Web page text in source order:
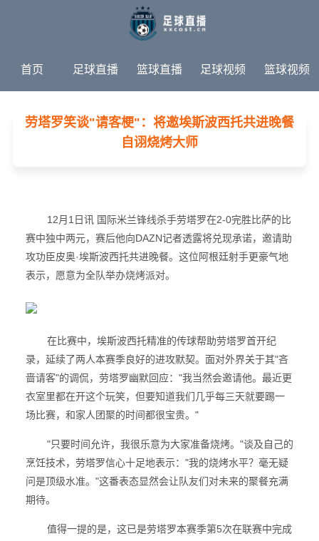
首页 足球直播 篮球直播 足球视频 篮球视频
足球新闻 篮球新闻 体育专题
劳塔罗笑谈"请客梗"：将邀埃斯波西托共进晚餐
自诩烧烤大师
12月1日讯 国际米兰锋线杀手劳塔罗在2-0完胜比萨的比
赛中独中两元，赛后他向DAZN记者透露将兑现承诺，邀请助
攻功臣皮奥·埃斯波西托共进晚餐。这位阿根廷射手更豪气地
表示，愿意为全队举办烧烤派对。
在比赛中，埃斯波西托精准的传球帮助劳塔罗首开纪
录，延续了两人本赛季良好的进攻默契。面对外界关于其"吝
啬请客"的调侃，劳塔罗幽默回应："我当然会邀请他。最近更
衣室里都在开这个玩笑，但要知道我们几乎每三天就要踢一
场比赛，和家人团聚的时间都很宝贵。"
"只要时间允许，我很乐意为大家准备烧烤。"谈及自己的
烹饪技术，劳塔罗信心十足地表示："我的烧烤水平？毫无疑
问是顶级水准。"这番表态显然会让队友们对未来的聚餐充满
期待。
值得一提的是，这已是劳塔罗本赛季第5次在联赛中完成